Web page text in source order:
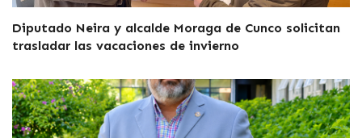
Diputado Neira y alcalde Moraga de Cunco solicitan
trasladar las vacaciones de invierno